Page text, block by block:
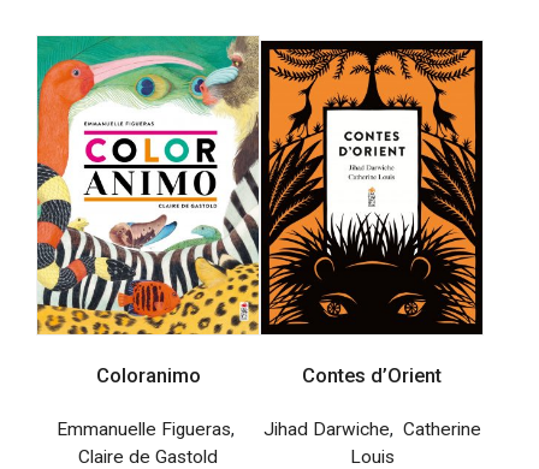
Coloranimo
Emmanuelle Figueras,
Claire de Gastold
Contes d’Orient
Jihad Darwiche, Catherine
Louis